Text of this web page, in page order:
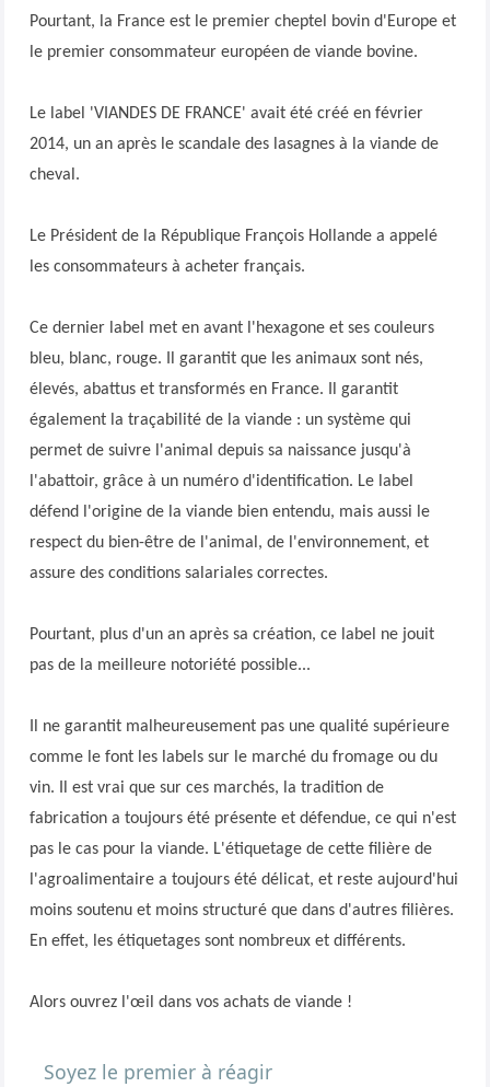
Pourtant, la France est le premier cheptel bovin d'Europe et
le premier consommateur européen de viande bovine.
Le label 'VIANDES DE FRANCE' avait été créé en février
2014, un an après le scandale des lasagnes à la viande de
cheval.
Le Président de la République François Hollande a appelé
les consommateurs à acheter français.
Ce dernier label met en avant l'hexagone et ses couleurs
bleu, blanc, rouge. Il garantit que les animaux sont nés,
élevés, abattus et transformés en France. Il garantit
également la traçabilité de la viande : un système qui
permet de suivre l'animal depuis sa naissance jusqu'à
l'abattoir, grâce à un numéro d'identification. Le label
défend l'origine de la viande bien entendu, mais aussi le
respect du bien-être de l'animal, de l'environnement, et
assure des conditions salariales correctes.
Pourtant, plus d'un an après sa création, ce label ne jouit
pas de la meilleure notoriété possible...
Il ne garantit malheureusement pas une qualité supérieure
comme le font les labels sur le marché du fromage ou du
vin. Il est vrai que sur ces marchés, la tradition de
fabrication a toujours été présente et défendue, ce qui n'est
pas le cas pour la viande. L'étiquetage de cette filière de
l'agroalimentaire a toujours été délicat, et reste aujourd'hui
moins soutenu et moins structuré que dans d'autres filières.
En effet, les étiquetages sont nombreux et différents.
Alors ouvrez l'œil dans vos achats de viande !
Soyez le premier à réagir